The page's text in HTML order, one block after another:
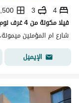
4
3
2,500
فيلا مكونة من 4 غرف نوم للإيجار في أبحر الجنوبية، جدة
شارع ام المؤمنين
الإيميل